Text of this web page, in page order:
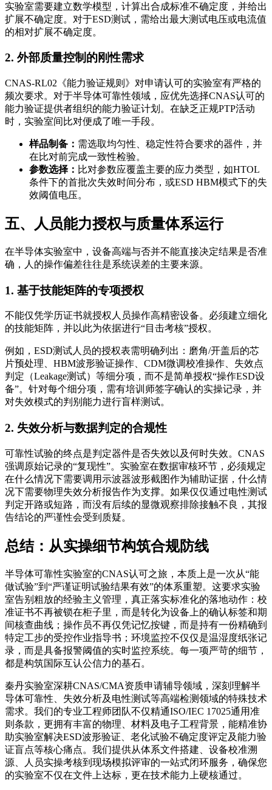
实验室需要建立数学模型，计算出合成标准不确定度，并给出
扩展不确定度。对于ESD测试，需给出最大测试电压或电流值
的相对扩展不确定度。
2. 外部质量控制的刚性需求
CNAS-RL02《能力验证规则》对申请认可的实验室有严格的
频次要求。对于半导体可靠性领域，应优先选择CNAS认可的
能力验证提供者组织的能力验证计划。在缺乏正规PTP活动
时，实验室间比对便成了唯一手段。
样品制备： 需选取均匀性、稳定性符合要求的器件，并
在比对前完成一致性检验。
参数选择： 比对参数应覆盖主要的应力类型，如HTOL
条件下的首批次失效时间分布，或ESD HBM模式下的失
效阈值电压。
五、人员能力授权与质量体系运行
在半导体实验室中，设备高端与否并不能直接决定结果是否准
确，人的操作偏差往往是系统误差的主要来源。
1. 基于技能矩阵的专项授权
不能仅凭学历证书就授权人员操作高精密设备。必须建立细化
的技能矩阵，并以此为依据进行“目击考核”授权。
例如，ESD测试人员的授权表需明确列出：磨角/开盖后的芯
片预处理、HBM波形验证操作、CDM微调校准操作、失效点
判定（Leakage测试）等细分项，而不是简单授权“操作ESD设
备”。针对每个细分项，需有培训师签字确认的实操记录，并
对失效模式的判别能力进行盲样测试。
2. 失效分析与数据判定的合规性
可靠性试验的终点是判定器件是否失效以及何时失效。CNAS
强调原始记录的“复现性”。实验室在数据审核环节，必须规定
在什么情况下需要调用示波器波形截图作为辅助证据，什么情
况下需要物理失效分析报告作为支撑。如果仅仅通过电性测试
判定开路或短路，而没有后续的显微观察排除接触不良，其报
告结论的严谨性会受到质疑。
总结：从实操细节构筑合规防线
半导体可靠性实验室的CNAS认可之旅，本质上是一次从“能
做试验”到“严谨证明试验结果有效”的体系重塑。这要求实验
室告别粗放的经验主义管理，真正落实标准化的落地动作：校
准证书不再被锁在柜子里，而是转化为设备上的确认标签和期
间核查曲线；操作员不再仅凭记忆按键，而是持有一份精确到
特定工步的受控作业指导书；环境监控不仅仅是温湿度纸张记
录，而是具备报警阈值的实时监控系统。每一项严苛的细节，
都是构筑国际互认公信力的基石。
秦丹实验室深耕CNAS/CMA资质申请辅导领域，深刻理解半
导体可靠性、失效分析及电性测试等高端检测领域的特殊技术
需求。我们的专业工程师团队不仅精通ISO/IEC 17025通用准
则条款，更拥有丰富的物理、材料及电子工程背景，能精准协
助实验室解决ESD波形验证、老化试验不确定度评定及能力验
证盲点等核心痛点。我们提供从体系文件搭建、设备校准溯
源、人员实操考核到现场模拟评审的一站式闭环服务，确保您
的实验室不仅在文件上达标，更在技术能力上硬核通过。